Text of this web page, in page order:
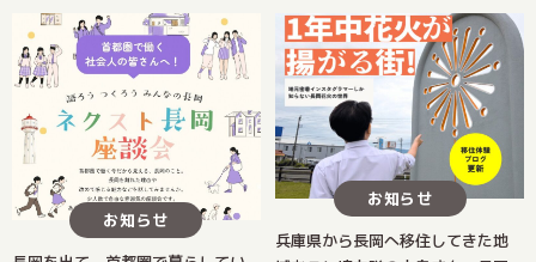
お知らせ
お知らせ
兵庫県から長岡へ移住してきた地